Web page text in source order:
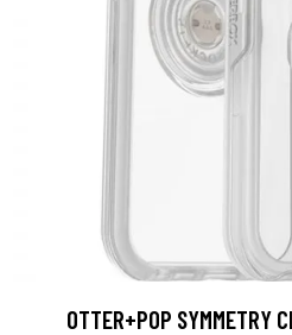
OTTER+POP SYMMETRY